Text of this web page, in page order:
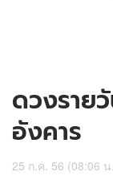
ดวงราย
อังคาร
25 ก.ค. 56 (08:06